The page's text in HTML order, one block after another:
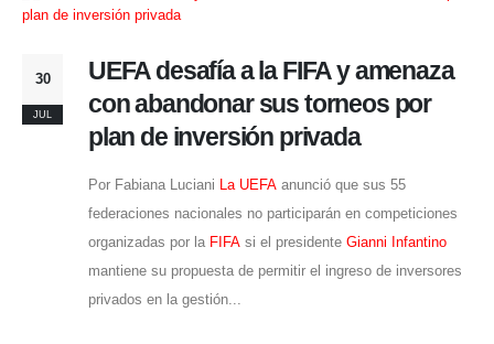
30
JUL
UEFA desafía a la FIFA y amenaza
con abandonar sus torneos por
plan de inversión privada
Por Fabiana Luciani La UEFA anunció que sus 55
federaciones nacionales no participarán en competiciones
organizadas por la FIFA si el presidente Gianni Infantino
mantiene su propuesta de permitir el ingreso de inversores
privados en la gestión...